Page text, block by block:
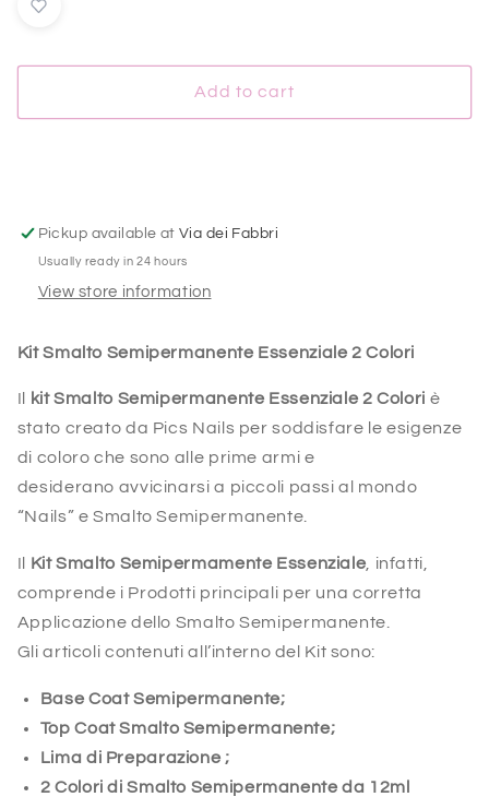
Kit
SemipermanenteSemipermanente
Essenziale
Add to cart
Pickup available atVia dei Fabbri
Usually ready in 24 hours
View store information
Kit Smalto Semipermanente Essenziale 2 Colori
Il kit Smalto Semipermanente Essenziale 2 Colori è
stato creato da Pics Nails per soddisfare le esigenze
di coloro che sono alle prime armi e
desiderano avvicinarsi a piccoli passi al mondo
“Nails” e Smalto Semipermanente.
Il Kit Smalto Semipermamente Essenziale , infatti,
comprende i Prodotti principali per una corretta
Applicazione dello Smalto Semipermanente.
Gli articoli contenuti all’interno del Kit sono:
Base Coat Semipermanente;
Top Coat Smalto Semipermanente;
Lima di Preparazione ;
2 Colori di Smalto Semipermanente da 12ml